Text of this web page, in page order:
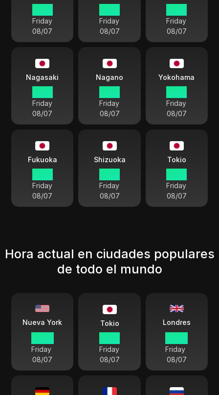
Friday
08/07
Friday
08/07
Friday
08/07
Nagasaki
Friday
08/07
Nagano
Friday
08/07
Yokohama
Friday
08/07
Fukuoka
Friday
08/07
Shizuoka
Friday
08/07
Tokio
Friday
08/07
Hora actual en ciudades populares
de todo el mundo
Nueva York
Friday
08/07
Tokio
Friday
08/07
Londres
Friday
08/07